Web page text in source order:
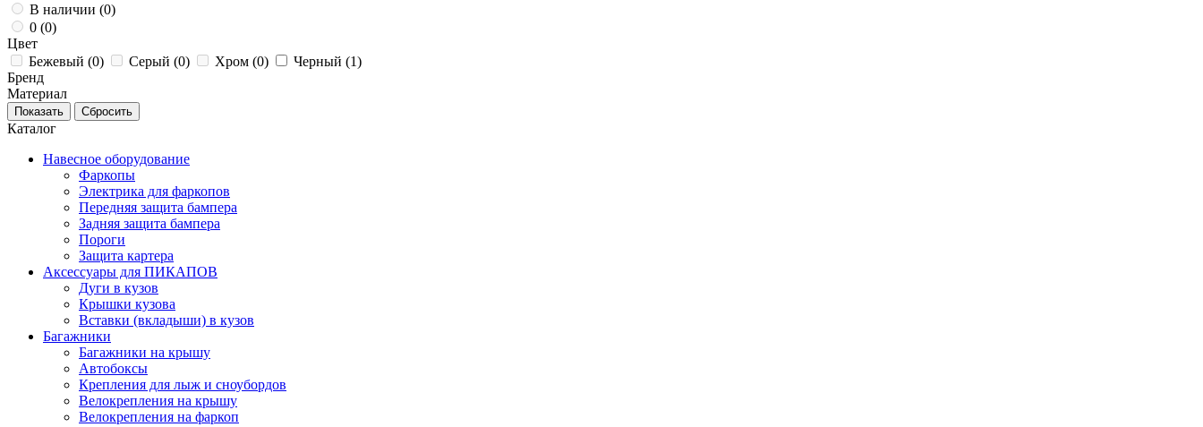
В наличии (0)
0 (0)
Цвет
Бежевый (0) Серый (0) Хром (0) Черный (1)
Бренд
Материал
Каталог
Навесное оборудование
Фаркопы
Электрика для фаркопов
Передняя защита бампера
Задняя защита бампера
Пороги
Защита картера
Аксессуары для ПИКАПОВ
Дуги в кузов
Крышки кузова
Вставки (вкладыши) в кузов
Багажники
Багажники на крышу
Автобоксы
Крепления для лыж и сноубордов
Велокрепления на крышу
Велокрепления на фаркоп